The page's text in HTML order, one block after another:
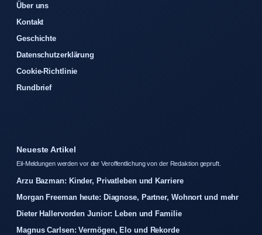
Über uns
Kontakt
Geschichte
Datenschutzerklärung
Cookie-Richtlinie
Rundbrief
Neueste Artikel
Eil-Meldungen werden vor der Veroffentlichung von der Redaktion gepruft.
Arzu Bazman: Kinder, Privatleben und Karriere
Morgan Freeman heute: Diagnose, Partner, Wohnort und mehr
Dieter Hallervorden Junior: Leben und Familie
Magnus Carlsen: Vermögen, Elo und Rekorde